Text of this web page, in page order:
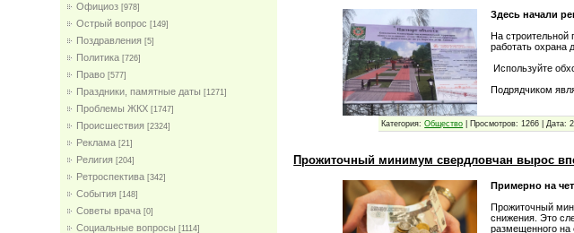
Официоз [978]
Острый вопрос [149]
Поздравления [5]
Политика [726]
Право [577]
Праздники, памятные даты [1271]
Проблемы ЖКХ [1747]
Проиcшествия [2324]
Реклама [21]
Религия [204]
Ретроспектива [342]
События [148]
Советы врача [0]
Социальные вопросы [1114]
Здесь начали
На строительной
работать охрана
Используйте
Подрядчиком
Категория: Общество Просмотров: 1266 |Дата:
Прожиточный минимум свердловчан вырос
Примерно на
Прожиточный
снижения. Это
размещенного на